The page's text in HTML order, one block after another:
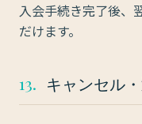
入会手続き完了後、
だけます。
13. キャンセル